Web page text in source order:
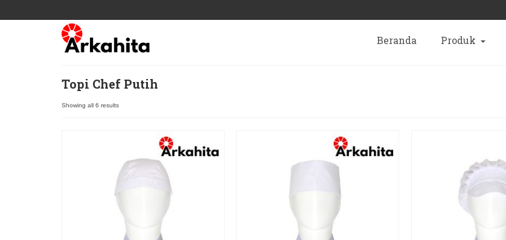
Beranda Produk
Topi Chef Putih
Showing all 6 results